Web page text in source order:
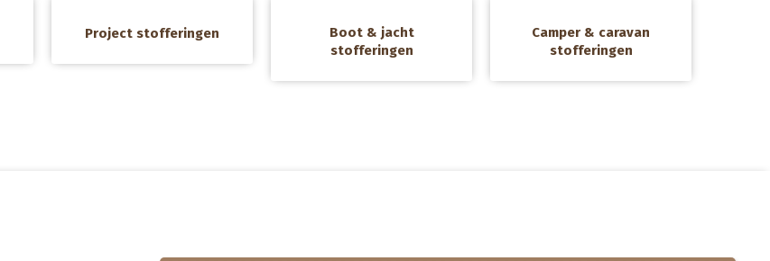
Project stofferingen
Boot & jacht
stofferingen
Camper & caravan
stofferingen